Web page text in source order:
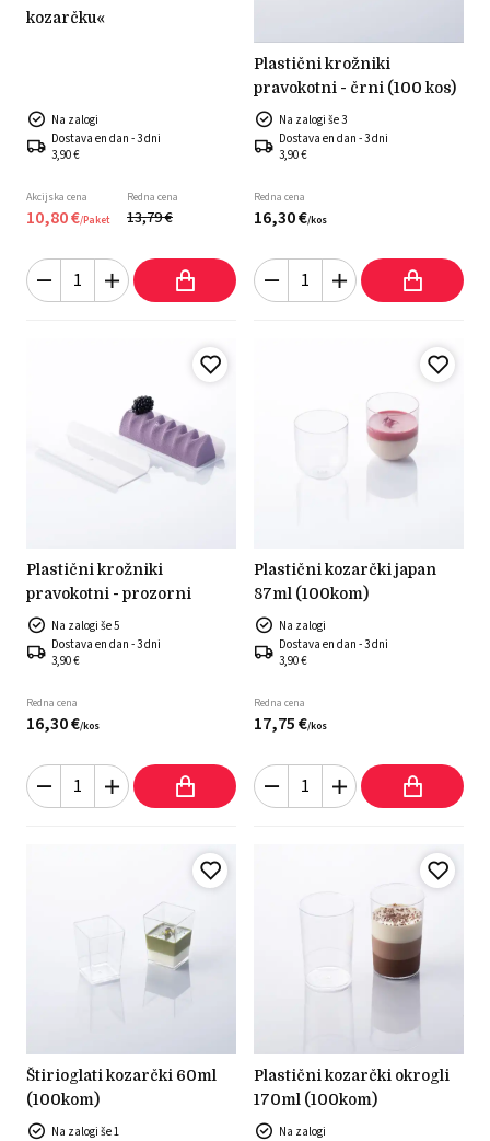
kozarčku«
Na zalogi
Dostava en dan - 3 dni
3,90 €
Akcijska cena
10,80€/Paket
Redna cena
13,79€
plastični krožniki
pravokotni - črni (100 kos)
Na zalogi še 3
Dostava en dan - 3 dni
3,90 €
Redna cena
16,30€/kos
plastični krožniki
pravokotni - prozorni
Na zalogi še 5
Dostava en dan - 3 dni
3,90 €
Redna cena
16,30€/kos
plastični kozarčki japan
87ml (100kom)
Na zalogi
Dostava en dan - 3 dni
3,90 €
Redna cena
17,75€/kos
štirioglati kozarčki 60ml
(100kom)
Na zalogi še 1
plastični kozarčki okrogli
170ml (100kom)
Na zalogi